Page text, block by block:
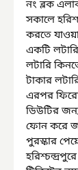
নং ব্লক
সকালে
করতে
একটি
লটারি
টাকার
এরপর
ডিউটির
ফোন করে
পুরস্কার